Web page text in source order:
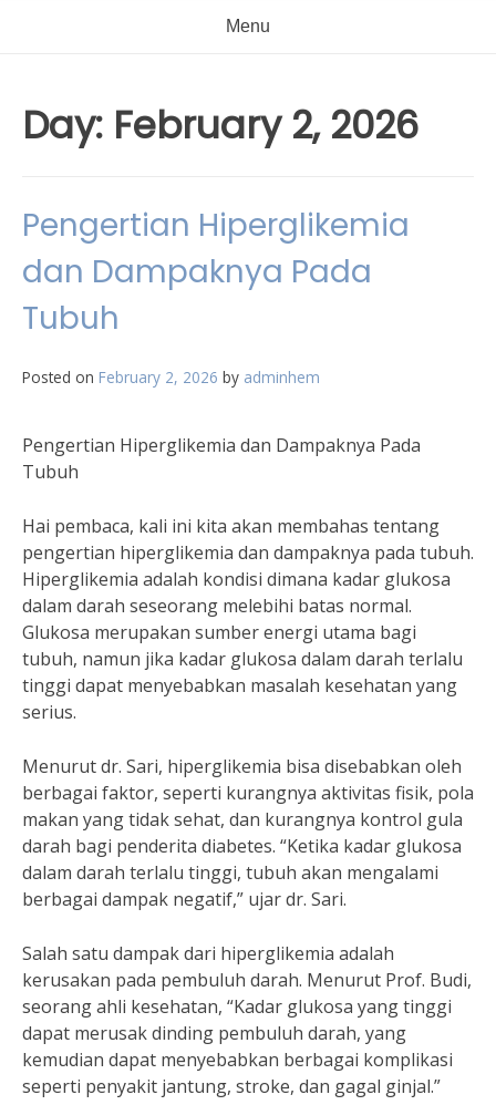
Menu
Day: February 2, 2026
Pengertian Hiperglikemia
dan Dampaknya Pada
Tubuh
Posted on February 2, 2026 by adminhem
Pengertian Hiperglikemia dan Dampaknya Pada
Tubuh
Hai pembaca, kali ini kita akan membahas tentang
pengertian hiperglikemia dan dampaknya pada tubuh.
Hiperglikemia adalah kondisi dimana kadar glukosa
dalam darah seseorang melebihi batas normal.
Glukosa merupakan sumber energi utama bagi
tubuh, namun jika kadar glukosa dalam darah terlalu
tinggi dapat menyebabkan masalah kesehatan yang
serius.
Menurut dr. Sari, hiperglikemia bisa disebabkan oleh
berbagai faktor, seperti kurangnya aktivitas fisik, pola
makan yang tidak sehat, dan kurangnya kontrol gula
darah bagi penderita diabetes. “Ketika kadar glukosa
dalam darah terlalu tinggi, tubuh akan mengalami
berbagai dampak negatif,” ujar dr. Sari.
Salah satu dampak dari hiperglikemia adalah
kerusakan pada pembuluh darah. Menurut Prof. Budi,
seorang ahli kesehatan, “Kadar glukosa yang tinggi
dapat merusak dinding pembuluh darah, yang
kemudian dapat menyebabkan berbagai komplikasi
seperti penyakit jantung, stroke, dan gagal ginjal.”